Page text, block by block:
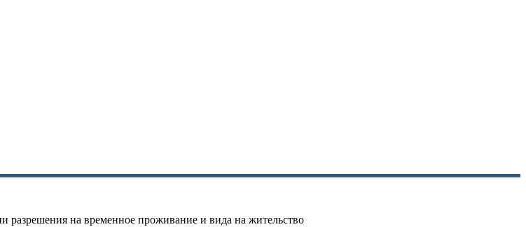
разрешения на временное проживание и вида на жительство